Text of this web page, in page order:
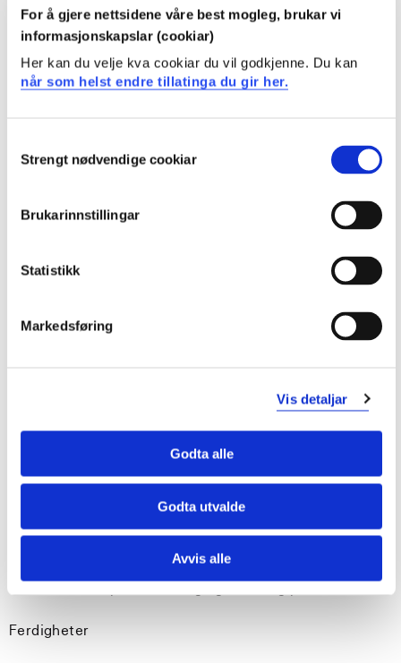
For å gjere nettsidene våre best mogleg, brukar vi
informasjonskapslar (cookiar)
Her kan du velje kva cookiar du vil godkjenne. Du kan
når som helst endre tillatinga du gir her.
Selection
Strengt nødvendige cookiar
Brukarinnstillingar
Statistikk
Markedsføring
Vis detaljar
Godta alle
Godta utvalde
Avvis alle
Diverse utstyr for brannbekjemping; Olje / Kjemikalie
Evakuering frå lukka rom
Teoriundervising medisinsk førstehjelp; Olje /
Kjemikalier
Medisinsk behandling brannskader
Gassmålingsutstyr - Bruk og vedlikehald
Tryggleiks- og evakueringsutsyr til lukka rom
Læringsutbytte
Har brei kunnskap om tankoperasjonar på olje- og
kjemikalietankskip
Har brei kunnskap om reglar og forskrifter på olje- og
kjemikalietankskip
Ferdigheter